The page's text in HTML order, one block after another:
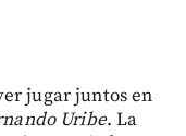
jugar juntos en
Uribe. La